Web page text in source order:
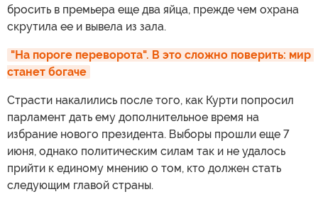
бросить в премьера еще два яйца, прежде чем охрана
скрутила ее и вывела из зала.
"На пороге переворота". В это сложно поверить: мир
станет богаче
Страсти накалились после того, как Курти попросил
парламент дать ему дополнительное время на
избрание нового президента. Выборы прошли еще 7
июня, однако политическим силам так и не удалось
прийти к единому мнению о том, кто должен стать
следующим главой страны.